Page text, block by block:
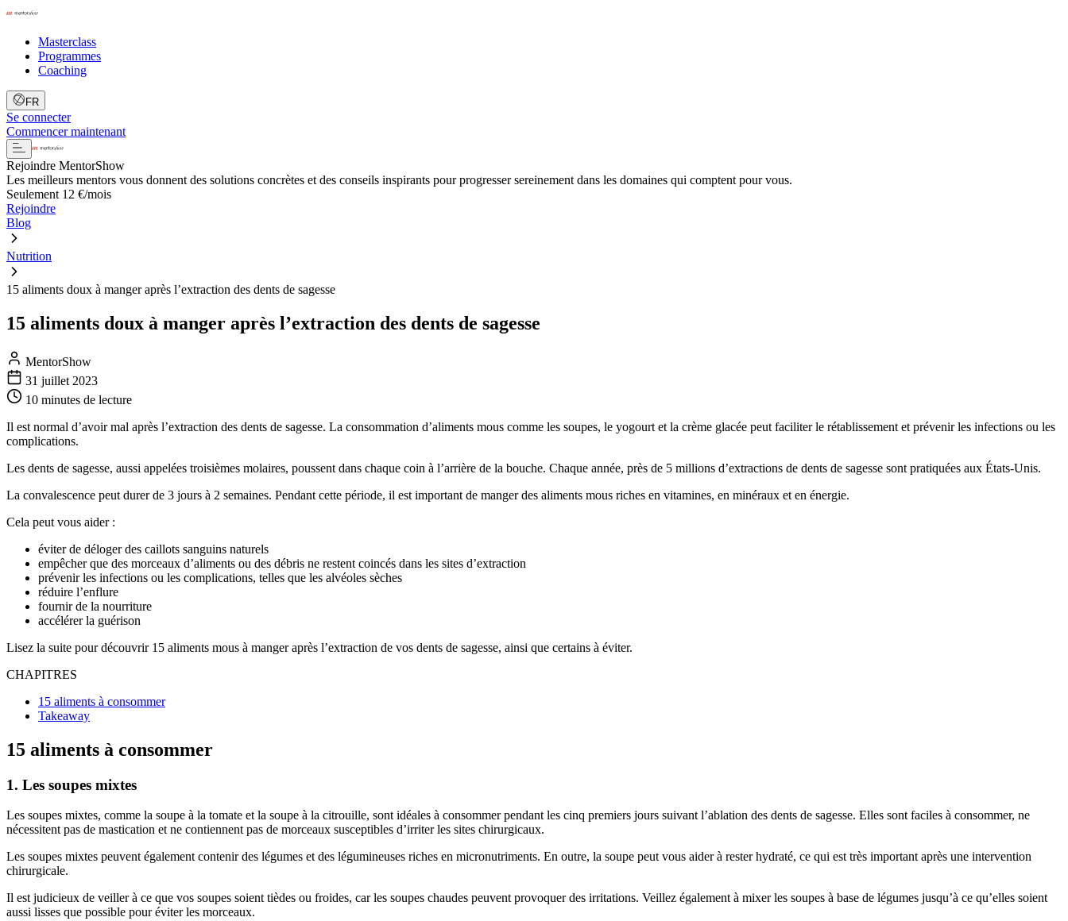
Masterclass
Programmes
Coaching
FR
Se connecter
Commencer maintenant
Rejoindre MentorShow
Les meilleurs mentors vous donnent des solutions concrètes et des conseils inspirants pour progresser sereinement dans les domaines qui comptent pour vous.
Seulement 12 €/mois
Rejoindre
Blog
Nutrition
15 aliments doux à manger après l’extraction des dents de sagesse
15 aliments doux à manger après l’extraction des dents de sagesse
MentorShow
31 juillet 2023
10 minutes de lecture
Il est normal d’avoir mal après l’extraction des dents de sagesse. La consommation d’aliments mous comme les soupes, le yogourt et la crème glacée peut faciliter le rétablissement et prévenir les infections ou les
complications.
Les dents de sagesse, aussi appelées troisièmes molaires, poussent dans chaque coin à l’arrière de la bouche. Chaque année, près de 5 millions d’extractions de dents de sagesse sont pratiquées aux États-Unis.
La convalescence peut durer de 3 jours à 2 semaines. Pendant cette période, il est important de manger des aliments mous riches en vitamines, en minéraux et en énergie.
Cela peut vous aider :
éviter de déloger des caillots sanguins naturels
empêcher que des morceaux d’aliments ou des débris ne restent coincés dans les sites d’extraction
prévenir les infections ou les complications, telles que les alvéoles sèches
réduire l’enflure
fournir de la nourriture
accélérer la guérison
Lisez la suite pour découvrir 15 aliments mous à manger après l’extraction de vos dents de sagesse, ainsi que certains à éviter.
CHAPITRES
15 aliments à consommer
Takeaway
15 aliments à consommer
1. Les soupes mixtes
Les soupes mixtes, comme la soupe à la tomate et la soupe à la citrouille, sont idéales à consommer pendant les cinq premiers jours suivant l’ablation des dents de sagesse. Elles sont faciles à consommer, ne
nécessitent pas de mastication et ne contiennent pas de morceaux susceptibles d’irriter les sites chirurgicaux.
Les soupes mixtes peuvent également contenir des légumes et des légumineuses riches en micronutriments. En outre, la soupe peut vous aider à rester hydraté, ce qui est très important après une intervention
chirurgicale.
Il est judicieux de veiller à ce que vos soupes soient tièdes ou froides, car les soupes chaudes peuvent provoquer des irritations. Veillez également à mixer les soupes à base de légumes jusqu’à ce qu’elles soient
aussi lisses que possible pour éviter les morceaux.